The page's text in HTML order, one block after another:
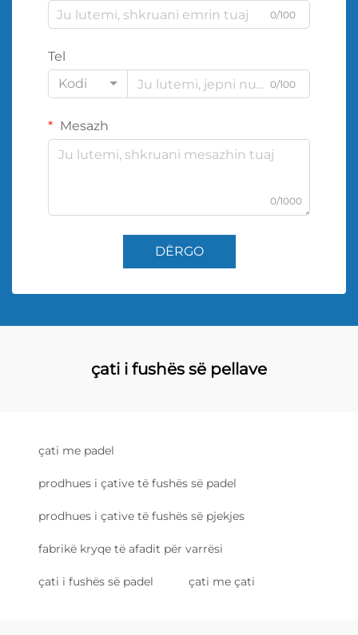
0/100
Tel
Kodi
0/100
Mesazh
0/1000
DËRGO
çati i fushës së pellave
çati me padel
prodhues i çative të fushës së padel
prodhues i çative të fushës së pjekjes
fabrikë kryqe të afadit për varrësi
çati i fushës së padel çati me çati